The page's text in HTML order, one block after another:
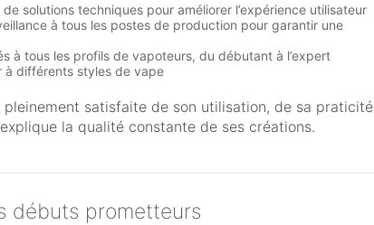
solutions techniques pour améliorer l’expérience utilisateur
à tous les postes de production pour garantir une
à tous les profils de vapoteurs, du débutant à l’expert
à différents styles de vape
pleinement satisfaite de son utilisation, de sa praticité
la qualité constante de ses créations.
débuts prometteurs